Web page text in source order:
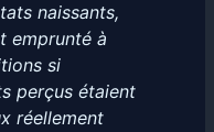
naissants,
emprunté à
si
perçus étaient
réellement